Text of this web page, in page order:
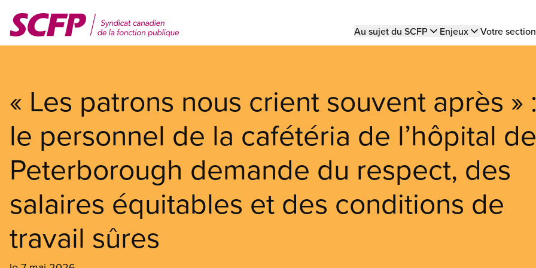
contenu
Main
Au sujet du SCFP Enjeux Votre
« Les patrons nous crient souvent après » :
le personnel de la cafétéria de l’hôpital de
Peterborough demande du respect, des
salaires équitables et des conditions de
travail sûres